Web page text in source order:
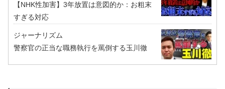
【NHK性加害】3年放置は意図的か：お粗末
すぎる対応
ジャーナリズム
警察官の正当な職務執行を罵倒する玉川徹